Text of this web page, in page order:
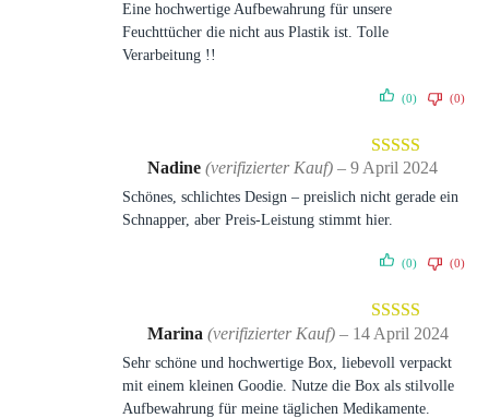
Eine hochwertige Aufbewahrung für unsere
Feuchttücher die nicht aus Plastik ist. Tolle
Verarbeitung !!
(0) (0)
Bewertet mit
5von 5
Nadine(verifizierter Kauf) – 9 April 2024
Schönes, schlichtes Design – preislich nicht gerade ein
Schnapper, aber Preis-Leistung stimmt hier.
(0) (0)
Bewertet mit
5von 5
Marina(verifizierter Kauf) – 14 April 2024
Sehr schöne und hochwertige Box, liebevoll verpackt
mit einem kleinen Goodie. Nutze die Box als stilvolle
Aufbewahrung für meine täglichen Medikamente.